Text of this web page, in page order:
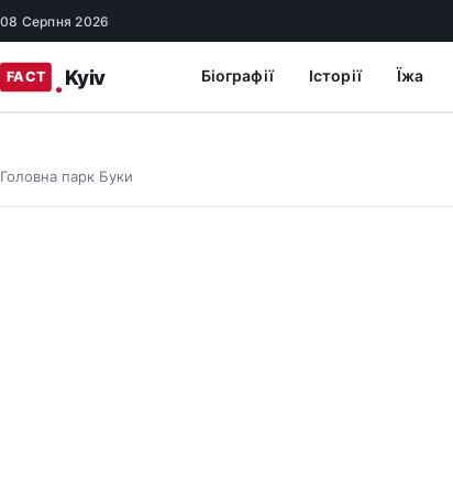
08 Серпня 2026
Біографії Історії Їжа
Головна/ парк Буки